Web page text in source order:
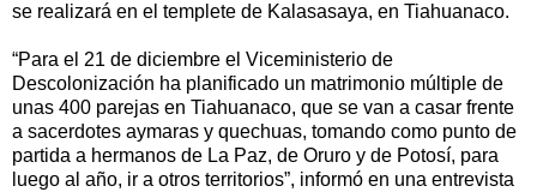
se realizará en el templete de Kalasasaya, en Tiahuanaco.
“Para el 21 de diciembre el Viceministerio de
Descolonización ha planificado un matrimonio múltiple de
unas 400 parejas en Tiahuanaco, que se van a casar frente
a sacerdotes aymaras y quechuas, tomando como punto de
partida a hermanos de La Paz, de Oruro y de Potosí, para
luego al año, ir a otros territorios”, informó en una entrevista